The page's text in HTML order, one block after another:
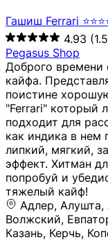
Гашиш Ferrari
4.93
Pegasus Shop
Доброго времени
кайфа.
поистине
"Ferrari" который
подходит для
как индика в
липкий, мягкий,
эффект. Хитман
попробуй и
тяжелый кайф!
Адлер, Алушта, Астрахань, Бахчисарай, Волгоград, Волжский, Евпатория, Екатеринбург, Ишимбай, Казань, Керчь, Копейск, Курск, Рыльск, Саки, Салават, Симферополь, Сочи, Старый Крым, Стерлитамак, Судак, Уфа, Феодосия, Хабаровск, Челябинск, Ялта, Джанкой, Новосибирск, Щёлкино, Санкт-Петербург, Мурманск, Сургут, Невинномысск, Черкесск, Усть-Лабинск, Геленджик, Ставрополь, Калуга, Елец, Лебедянь, Данков, Жуковский, Оренбург, Орск (Оренбургская область), Магнитогорск, Пермь, Зеленоград, Солнечногорск, Нижний Новгород, Лысково, Заволжье, Кстово, Балахна (Нижегородская область), Богородск, Бор (Нижегородская область), Саратов, Энгельс, Ижевск, Тюмень, Ростов-на-Дону, Шахты, Новочеркасск, Батайск, Аксай, Люберцы, Истра, Москва, Армавир, Краснодар, Магадан, Самара, Анапа, Славянск-на-Кубани, Чаплыгин, Липецк, Нижний Тагил, Орехово-Зуево, Усть-Джегута, Лянтор, Нефтеюганск, Пыть-Ях, Урень, Ветлуга, Шахунья, Новороссийск, Крымск, Тимашёвск, Тольятти, Воткинск, Звенигород, Руза, Можайск, Белгород, Воронеж, Соликамск, Нытва, Лысьва (Пермский край), Чусовой, Кунгур, Краснокамск, Миасс, Губаха, Тула, Новомосковск, Донской, Омск, Льгов, Мытищи, Королёв, Ивантеевка, Балашиха, Семилуки, Кудымкар, Старый Оскол, Оса (Пермский край), Одинцово (Московская область), Ханты-Мансийск, Лабинск, Темрюк, Курганинск, Белореченск (Краснодарский край), Алупкa, Губкин, Рязань, Калининград, Усть-Илимск, Фрязино, Минеральные Воды, Пятигорск, Кострома, Ярославль, Коркино, Верхняя Пышма, Подольск, Красноярск, Смоленск, Долгопрудный, Чебоксары, Калачинск, Канск, Киров (Кировская область), Вологда, Рославль, Владивосток, Обнинск, Балабаново (Калужская область), Малоярославец, Брянск, Видное, Ярцево, Вязьма, Гагарин, Приволжск, Фурманов, Чайковский, Кинешма, Горячий Ключ, Улан-Удэ, Туймазы, Дюртюли, Альметьевск, Нефтекамск, Хадыженск, Апшеронск, Майкоп, Уссурийск, Ульяновск, Гатчина, Луга (Ленинградская область), Надым, Ногинск, Электросталь, Железнодорожный (Московская область), Бутурлиновка, Кириллов, Краснознаменск (Калиниградская область), Мышкин, Томмот, Холм, Абакан, Абдулино, Агидель, Агрыз, Адыгейск, Азнакаево, Алатырь, Алдан, Алейск, Александров, Александровск, Алексеевка (Белгородская обл.), Алексин, Амурск, Анадырь, Ангарск, Андреаполь, Анжеро-Судженск, Анива, Апатиты, Арамиль, Ардон, Арзамас, Аркадак, Арсеньев, Артём, Артёмовский, Архангельск, Асбест, Асино, Аткарск, Ахтубинск, Аша, Бабаево (Вологодская область), Бавлы (Республика Татарстан), Байкальск, Бакал, Баксан, Балаклава, Балаково (Саратовская область), Балашов (Саратовская область), Балтийск, Барабинск, Барнаул, Барыш (Ульяновская область), Бежецк, Белая Калитва (Ростовская область), Белебей, Белогорск (Крым), Белозерск, Белокуриха, Беломорск, Белоозёрский (Московская область), Белорецк (Республика Башкортостан), Кызыл, Белоярский (Ханты-Мансийский АО), Бердск, Березники (Пермский край), Берёзовский (Кемеровская область), Берёзовский (Свердловская область), Беслан, Бийск, Бикин,